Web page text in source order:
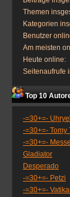
Themen
Kategorien
Benutzer
Am meisten
Heute online:
Seitenaufrufe
Top 10
-=30+=- Uhryel
-=30+=- Tomy
-=30+=-
Gladiator
Desperado
-=30+=- Petzi
-=30+=-